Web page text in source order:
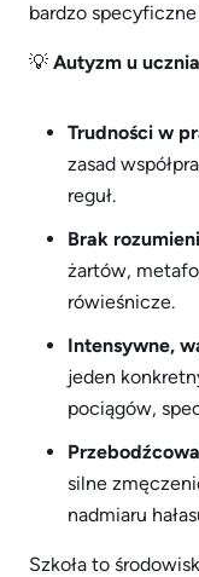
bardzo
💡 Autyzm u
Trudności w
zasad
reguł.
Brak
żartów,
rówieśnicze.
Intensywne,
jeden
pociągów,
silne
nadmiaru
Szkoła to